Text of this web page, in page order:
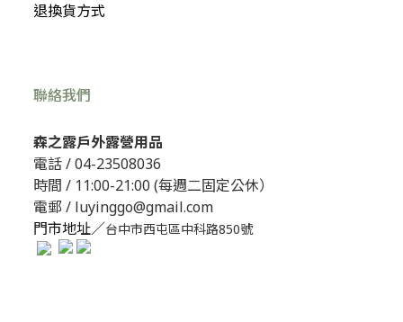
退換貨方式
聯絡我們
森之露戶外露營用品
電話 /04-23508036
時間 / 11:00-21:00 (每週二固定公休）
電郵 / luyinggo@gmail.com
門市地址／台中市西屯區中科路850號